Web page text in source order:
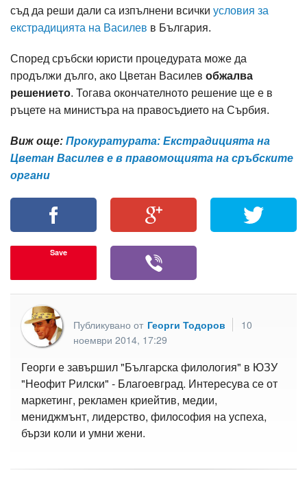
съд да реши дали са изпълнени всички условия за
екстрадицията на Василев в България.
Според сръбски юристи процедурата може да
продължи дълго, ако Цветан Василев обжалва
решението. Тогава окончателното решение ще е в
ръцете на министъра на правосъдието на Сърбия.
Виж още: Прокуратурата: Eкстрадицията на
Цветан Василев е в правомощията на сръбските
органи
Save
Публикувано от Георги Тодоров
10
ноември 2014, 17:29
Георги е завършил "Българска филология" в ЮЗУ
"Неофит Рилски" - Благоевград. Интересува се от
маркетинг, рекламен криейтив, медии,
мениджмънт, лидерство, философия на успеха,
бързи коли и умни жени.